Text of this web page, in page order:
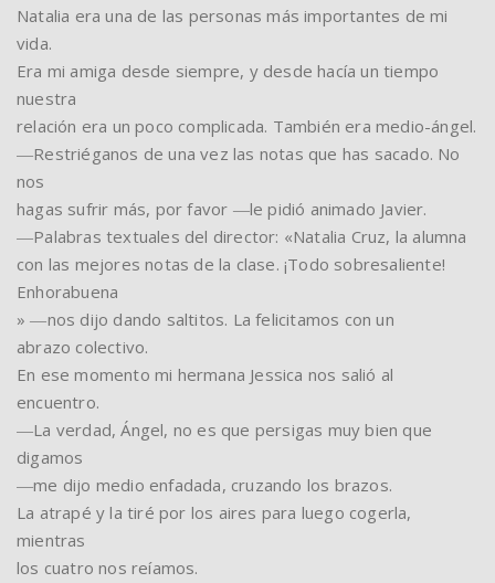
Natalia era una de las personas más importantes de mi
vida.
Era mi amiga desde siempre, y desde hacía un tiempo
nuestra
relación era un poco complicada. También era medio-ángel.
―Restriéganos de una vez las notas que has sacado. No
nos
hagas sufrir más, por favor ―le pidió animado Javier.
―Palabras textuales del director: «Natalia Cruz, la alumna
con las mejores notas de la clase. ¡Todo sobresaliente!
Enhorabuena
» ―nos dijo dando saltitos. La felicitamos con un
abrazo colectivo.
En ese momento mi hermana Jessica nos salió al
encuentro.
―La verdad, Ángel, no es que persigas muy bien que
digamos
―me dijo medio enfadada, cruzando los brazos.
La atrapé y la tiré por los aires para luego cogerla,
mientras
los cuatro nos reíamos.